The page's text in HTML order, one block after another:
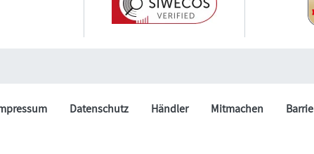
Datenschutz Händler Mitmachen